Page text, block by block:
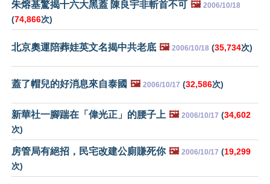
朱熔基驚揭十六大黑蓋 陳良宇非斬首不可 🖼️ 2006/10/18
(74,866次)
北京奧運陪葬娃英文名揭中共老底 🖼️ 2006/10/18 (35,734次)
蓋了帽兒的好消息來自泰國 🖼️ 2006/10/17 (32,586次)
新華社一腳踹在「偉光正」的腰子上 🖼️ 2006/10/17 (34,602
次)
房管局有絕招，民宅改建公廁賺死你 🖼️ 2006/10/17 (19,299
次)